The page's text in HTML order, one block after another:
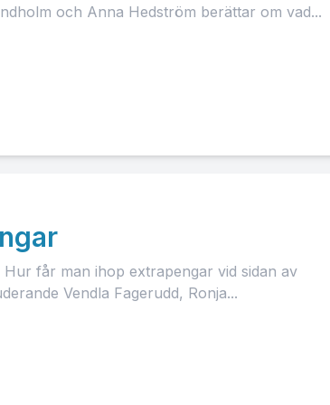
och Anna Hedström berättar om vad...
får man ihop extrapengar vid sidan av
studerande Vendla Fagerudd, Ronja...